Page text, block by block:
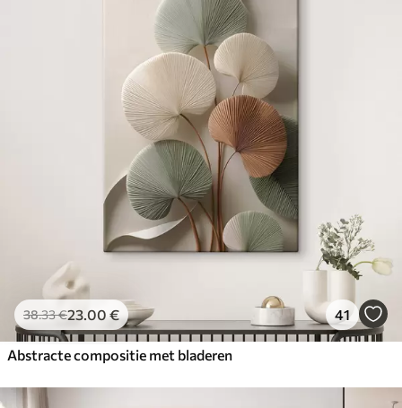
38.33€23.00 € 41
Abstracte compositie met bladeren